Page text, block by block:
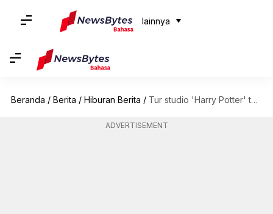
lainnya
Beranda / Berita / Hiburan Berita / Tur studio 'Harry Potter' terbesar bakal hadir di Tokyo
ADVERTISEMENT